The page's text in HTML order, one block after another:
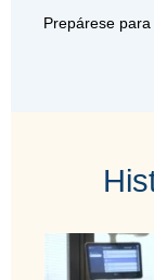
Prepárese para